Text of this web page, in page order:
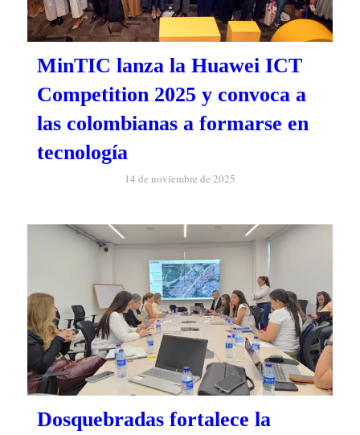
MinTIC lanza la Huawei ICT
Competition 2025 y convoca a
las colombianas a formarse en
tecnología
14 de noviembre de 2025
Dosquebradas fortalece la